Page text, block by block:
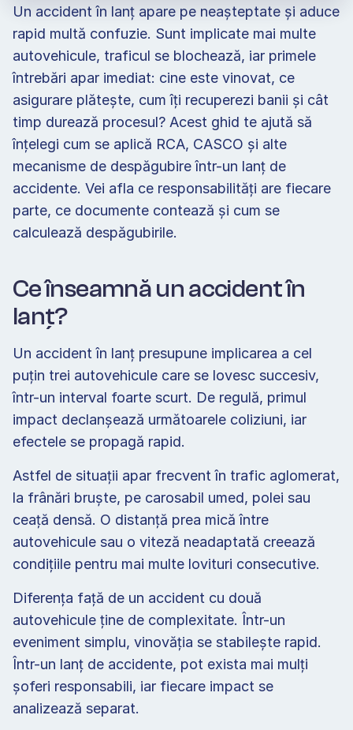
Un accident în lanț apare pe neașteptate și aduce
rapid multă confuzie. Sunt implicate mai multe
autovehicule, traficul se blochează, iar primele
întrebări apar imediat: cine este vinovat, ce
asigurare plătește, cum îți recuperezi banii și cât
timp durează procesul? Acest ghid te ajută să
înțelegi cum se aplică RCA, CASCO și alte
mecanisme de despăgubire într-un lanț de
accidente. Vei afla ce responsabilități are fiecare
parte, ce documente contează și cum se
calculează despăgubirile.
Ce înseamnă un accident în
lanț?
Un accident în lanț presupune implicarea a cel
puțin trei autovehicule care se lovesc succesiv,
într-un interval foarte scurt. De regulă, primul
impact declanșează următoarele coliziuni, iar
efectele se propagă rapid.
Astfel de situații apar frecvent în trafic aglomerat,
la frânări bruște, pe carosabil umed, polei sau
ceață densă. O distanță prea mică între
autovehicule sau o viteză neadaptată creează
condițiile pentru mai multe lovituri consecutive.
Diferența față de un accident cu două
autovehicule ține de complexitate. Într-un
eveniment simplu, vinovăția se stabilește rapid.
Într-un lanț de accidente, pot exista mai mulți
șoferi responsabili, iar fiecare impact se
analizează separat.